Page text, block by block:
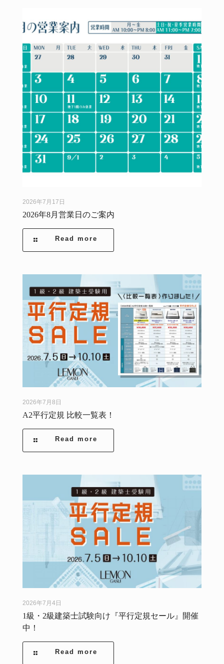
2026年7月17日
2026年8月営業日のご案内
Read more
2026年7月8日
A2平行定規 比較一覧表！
Read more
2026年7月4日
1級・2級建築士試験向け『平行定規セール』開催
中！
Read more